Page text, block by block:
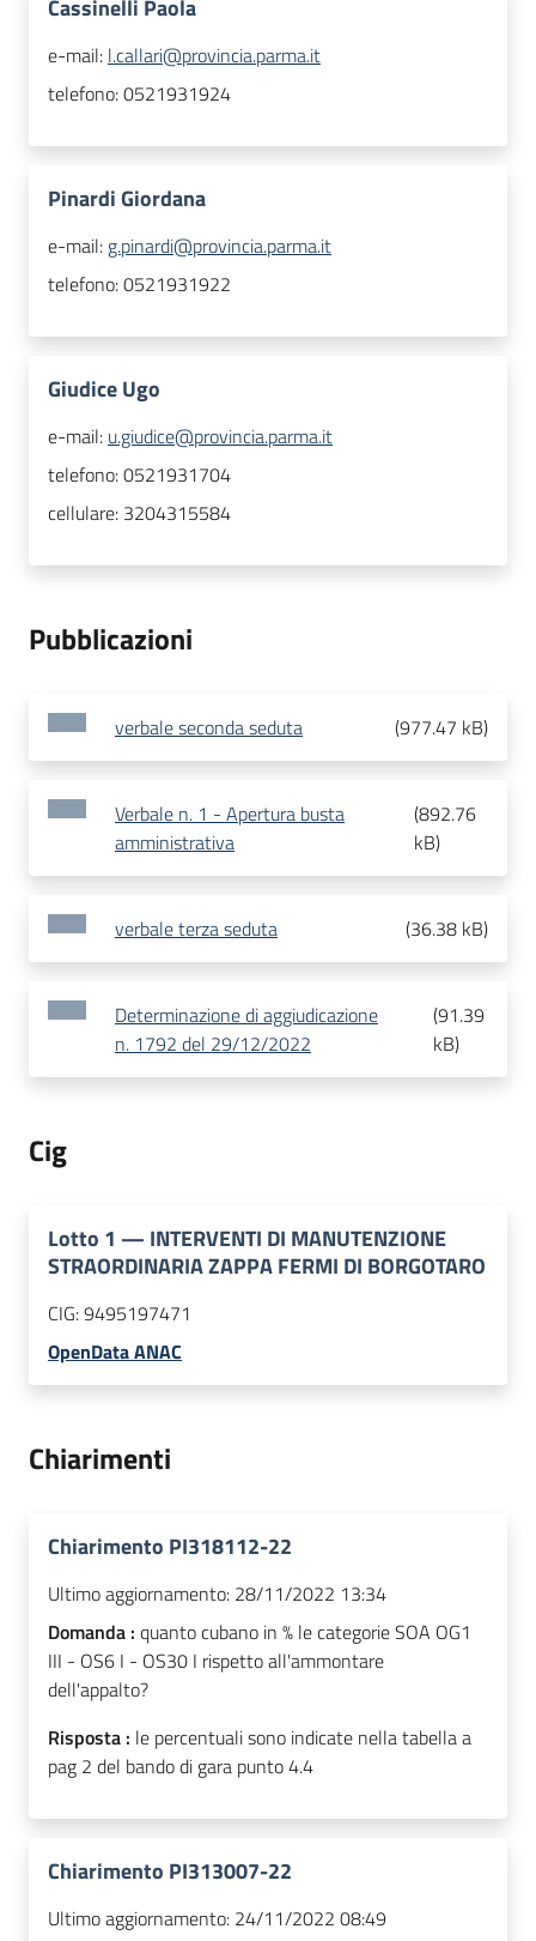
Cassinelli Paola
e-mail: l.callari@provincia.parma.it
telefono:0521931924
Pinardi Giordana
e-mail: g.pinardi@provincia.parma.it
telefono:0521931922
Giudice Ugo
e-mail: u.giudice@provincia.parma.it
telefono:0521931704
cellulare: 3204315584
Pubblicazioni
verbale seconda seduta (977.47 kB)
Verbale n. 1 - Apertura busta
amministrativa
(892.76
kB)
verbale terza seduta (36.38 kB)
Determinazione di aggiudicazione
n. 1792 del 29/12/2022
(91.39
kB)
Cig
Lotto 1 — INTERVENTI DI MANUTENZIONE
STRAORDINARIA ZAPPA FERMI DI BORGOTARO
CIG:9495197471
OpenData ANAC
Chiarimenti
Chiarimento PI318112-22
Ultimo aggiornamento: 28/11/2022 13:34
Domanda : quanto cubano in % le categorie SOA OG1
III - OS6 I - OS30 I rispetto all'ammontare
dell'appalto?
Risposta : le percentuali sono indicate nella tabella a
pag 2 del bando di gara punto 4.4
Chiarimento PI313007-22
Ultimo aggiornamento: 24/11/2022 08:49